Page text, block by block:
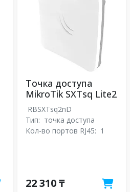
Точка доступа
MikroTik SXTsq Lite2
RBSXTsq2nD
Тип: точка доступа
Кол-во портов RJ45: 1
22 310 ₸